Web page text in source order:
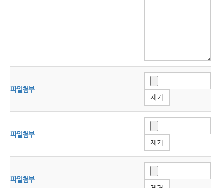
파일첨부
제거
파일첨부
제거
파일첨부